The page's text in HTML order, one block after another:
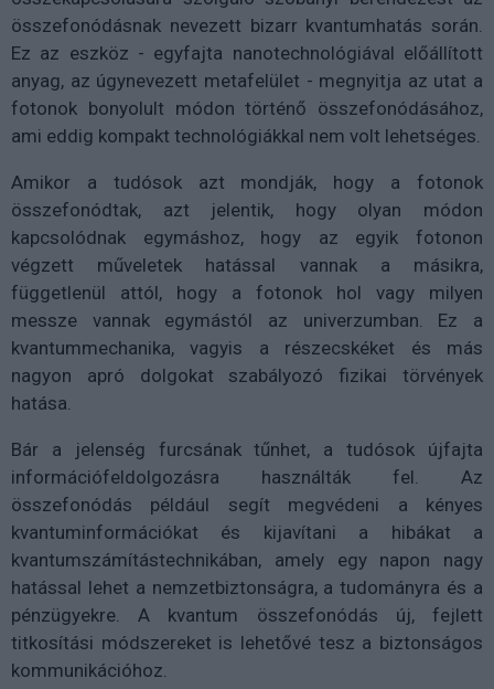
összefonódásnak nevezett bizarr kvantumhatás során.
Ez az eszköz - egyfajta nanotechnológiával előállított
anyag, az úgynevezett metafelület - megnyitja az utat a
fotonok bonyolult módon történő összefonódásához,
ami eddig kompakt technológiákkal nem volt lehetséges.
Amikor a tudósok azt mondják, hogy a fotonok
összefonódtak, azt jelentik, hogy olyan módon
kapcsolódnak egymáshoz, hogy az egyik fotonon
végzett műveletek hatással vannak a másikra,
függetlenül attól, hogy a fotonok hol vagy milyen
messze vannak egymástól az univerzumban. Ez a
kvantummechanika, vagyis a részecskéket és más
nagyon apró dolgokat szabályozó fizikai törvények
hatása.
Bár a jelenség furcsának tűnhet, a tudósok újfajta
információfeldolgozásra használták fel. Az
összefonódás például segít megvédeni a kényes
kvantuminformációkat és kijavítani a hibákat a
kvantumszámítástechnikában, amely egy napon nagy
hatással lehet a nemzetbiztonságra, a tudományra és a
pénzügyekre. A kvantum összefonódás új, fejlett
titkosítási módszereket is lehetővé tesz a biztonságos
kommunikációhoz.